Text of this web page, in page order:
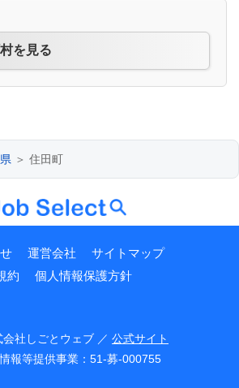
を見る
＞ 住田町
運営会社
サイトマップ
約
個人情報保護方針
社しごとウェブ ／ 公式サイト
報等提供事業：51-募-000755